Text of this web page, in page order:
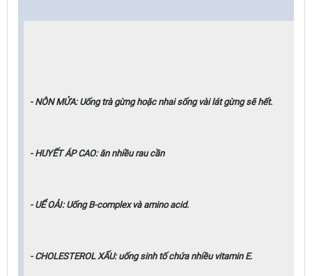
- NÔN MỬA: Uống trà gừng hoặc nhai sống vài lát gừng sẽ hết.
- HUYẾT ÁP CAO: ăn nhiều rau cần
- UỂ OẢI: Uống B-complex và amino acid.
- CHOLESTEROL XẤU: uống sinh tố chứa nhiều vitamin E.